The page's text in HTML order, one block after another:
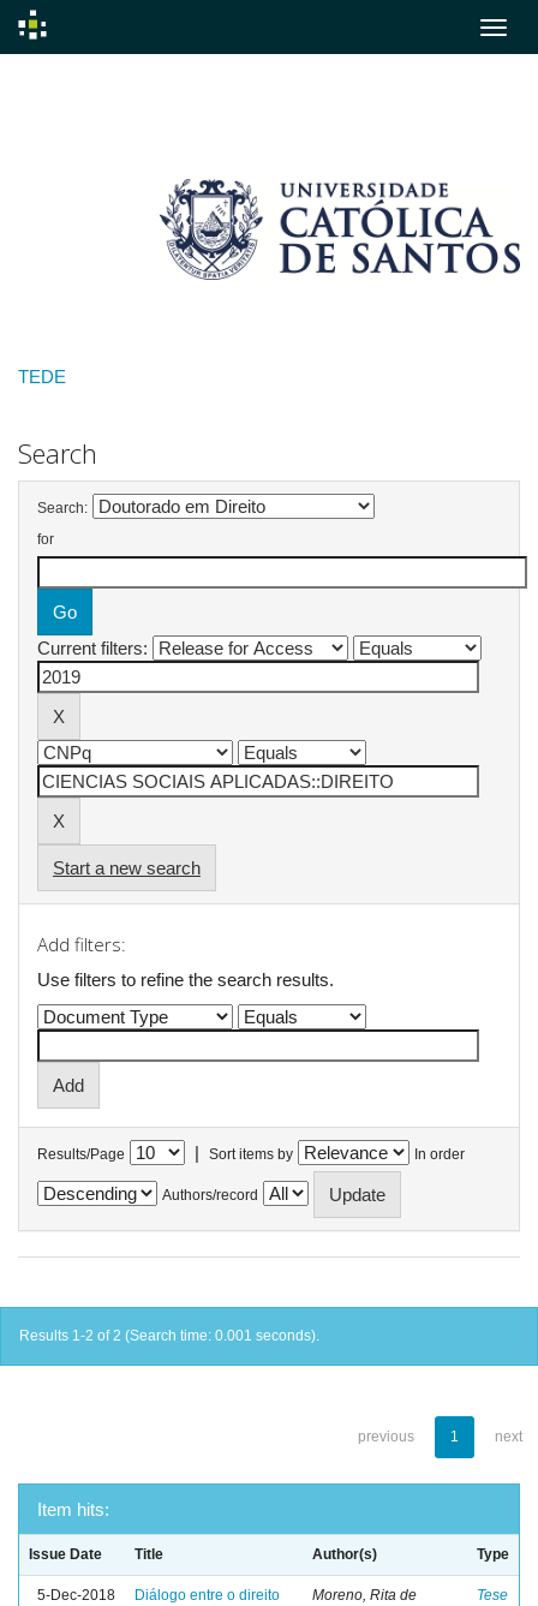
TEDE
Search
Search:
for
Current filters:
Start a new search
Add filters:
Use filters to refine the search results.
Results/Page | Sort items by In order
Authors/record
Results 1-2 of 2 (Search time: 0.001 seconds).
previous 1 next
Item hits:
Issue Date Title Author(s) Type
5-Dec-2018
Diálogo entre o direito
Moreno, Rita de
Tese